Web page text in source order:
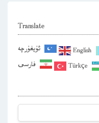
Translate
ئۇيغۇرچە English
فارسی
Türkçe